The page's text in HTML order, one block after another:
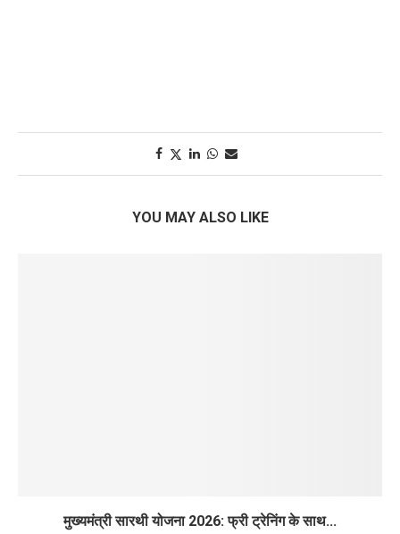
YOU MAY ALSO LIKE
मुख्यमंत्री सारथी योजना 2026: फ्री ट्रेनिंग के साथ...